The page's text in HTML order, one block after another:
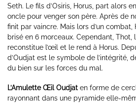
Seth. Le fils d’Osiris, Horus, part alors
oncle pour venger son père. Après de
finit par vaincre. Mais lors d’un
brisé en 6 morceaux. Cependant, Thot,
reconstitue l’œil et le rend à Horus.
d’Oudjat est le symbole de l’intégrité,
du bien sur les forces du mal.
L’Amulette Œil Oudjat en forme de
rayonnant dans une pyramide elle-